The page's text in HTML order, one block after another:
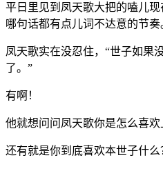
平日里见到凤天歌大把的嗑儿
哪句话都有点儿词不达意的节奏
凤天歌实在没忍住，“世子如果
了。”
有啊！
他就想问问凤天歌你是怎么喜欢
还有就是你到底喜欢本世子什么